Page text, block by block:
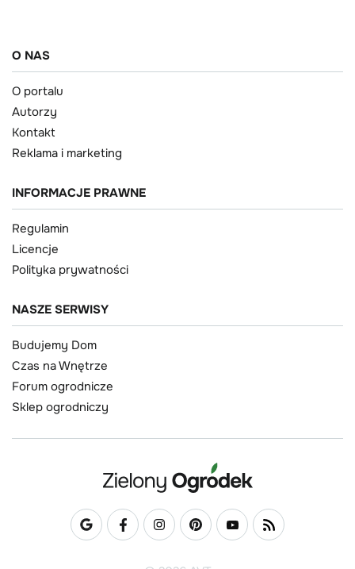
O NAS
O portalu
Autorzy
Kontakt
Reklama i marketing
INFORMACJE PRAWNE
Regulamin
Licencje
Polityka prywatności
NASZE SERWISY
Budujemy Dom
Czas na Wnętrze
Forum ogrodnicze
Sklep ogrodniczy